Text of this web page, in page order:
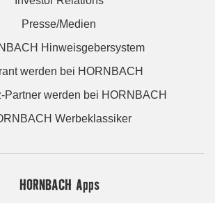
Presse/Medien
Hinweisgebersystem
werden bei HORNBACH
Partner werden bei HORNBACH
Werbeklassiker
HORNBACH Apps